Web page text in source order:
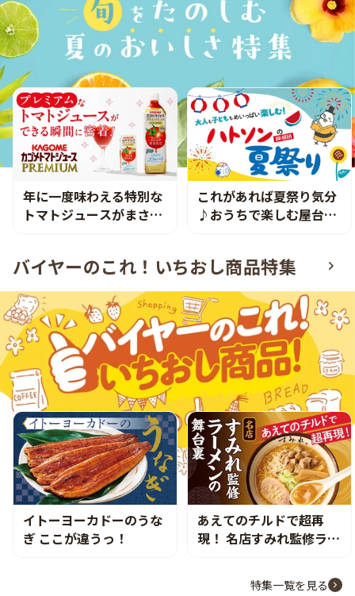
年に一度味わえる特別な
トマトジュースがまさに
これがあれば夏祭り気分
♪おうちで楽しむ屋台グ
バイヤーのこれ！いちおし商品特集
イトーヨーカドーのうな
ぎ ここが違うっ！
あえてのチルドで超再
現！ 名店すみれ監修ラー
特集一覧を見る